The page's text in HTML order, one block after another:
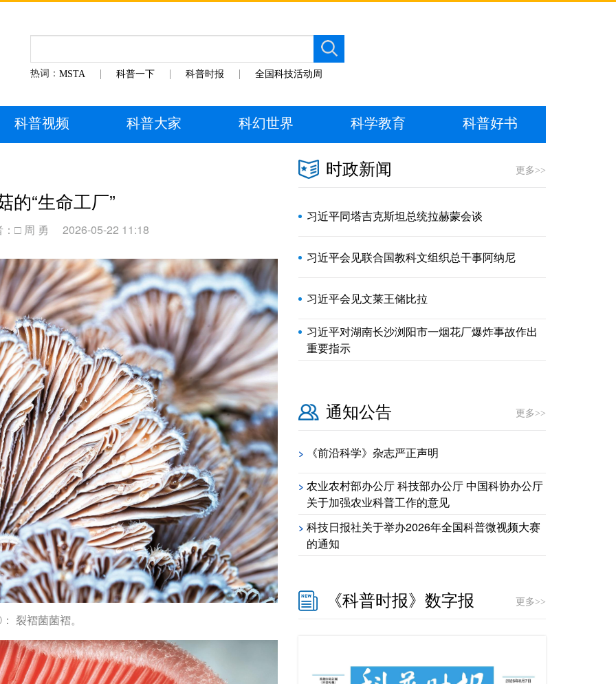
热词： MSTA 科普一下 科普时报 全国科技活动周
科普视频 科普大家 科幻世界 科学教育 科普好书
的“生命工厂”
：□ 周 勇 2026-05-22 11:18
裂褶菌菌褶。
时政新闻 更多>>
习近平同塔吉克斯坦总统拉赫蒙会谈
习近平会见联合国教科文组织总干事阿纳尼
习近平会见文莱王储比拉
习近平对湖南长沙浏阳市一烟花厂爆炸事故作出
重要指示
通知公告 更多>>
> 《前沿科学》杂志严正声明
> 农业农村部办公厅 科技部办公厅 中国科协办公厅
关于加强农业科普工作的意见
> 科技日报社关于举办2026年全国科普微视频大赛
的通知
《科普时报》数字报 更多>>